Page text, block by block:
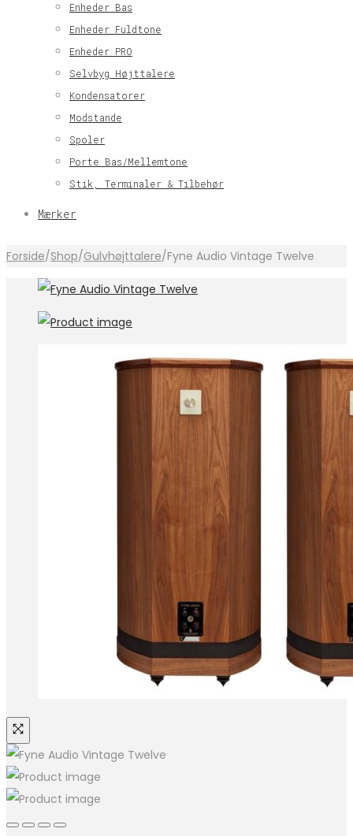
Enheder Bas
Enheder Fuldtone
Enheder PRO
Selvbyg Højttalere
Kondensatorer
Modstande
Spoler
Porte Bas/Mellemtone
Stik, Terminaler & Tilbehør
Mærker
Forside/Shop/Gulvhøjttalere/Fyne Audio Vintage Twelve